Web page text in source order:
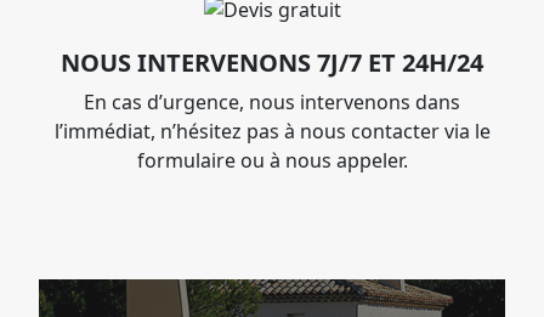
NOUS INTERVENONS 7J/7 ET 24H/24
En cas d’urgence, nous intervenons dans
l’immédiat, n’hésitez pas à nous contacter via le
formulaire ou à nous appeler.